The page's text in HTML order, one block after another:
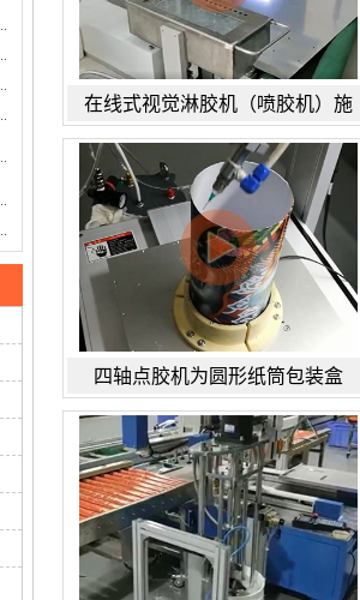
在线式视觉淋胶机（喷胶机）施
四轴点胶机为圆形纸筒包装盒